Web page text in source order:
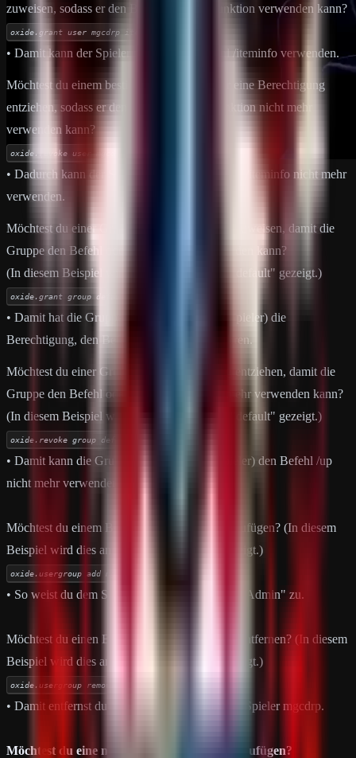
zuweisen, sodass er den Befehl oder die Funktion verwenden kann?
oxide.grant user mgcdrp iteminfo.use
• Damit kann der Spieler mgcdrp den Befehl /iteminfo verwenden.
Möchtest du einem bestimmten Benutzer nur eine Berechtigung
entziehen, sodass er den Befehl oder die Funktion nicht mehr
verwenden kann?
oxide.revoke user mgcdrp iteminfo.use
• Dadurch kann der Spieler mgcdrp den Befehl /iteminfo nicht mehr
verwenden.
Möchtest du einer Gruppe eine Berechtigung zuweisen, damit die
Gruppe den Befehl oder die Funktion verwenden kann?
(In diesem Beispiel wird dies an der Gruppe "default" gezeigt.)
oxide.grant group default iteminfo.use
• Damit hat die Gruppe "
" (Normale Spieler) die
Berechtigung, den Befehl
auszuführen.
Möchtest du einer Gruppe eine Berechtigung entziehen, damit die
Gruppe den Befehl oder die Funktion nicht mehr verwenden kann?
(In diesem Beispiel wird dies an der Gruppe "default" gezeigt.)
oxide.revoke group default iteminfo.use
• Damit kann die Gruppe "
" (Alle Spieler) den Befehl /up
nicht mehr verwenden.
Möchtest du einem Benutzer eine Gruppe hinzufügen? (In diesem
Beispiel wird dies an der Gruppe "admin" gezeigt.)
oxide.usergroup add mgcdrp admin
• So weist du dem Spieler mgcdrp die Gruppe "Admin" zu.
Möchtest du einen Benutzer aus einer Gruppe entfernen? (In diesem
Beispiel wird dies an der Gruppe "admin" gezeigt.)
oxide.usergroup remove mgcdrp admin
• Damit entfernst du die Gruppe "Admin" vom Spieler mgcdrp.
Möchtest du eine neue Gruppe zu Oxide hinzufügen?